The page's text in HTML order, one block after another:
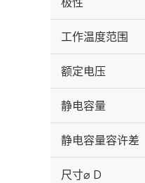
工作温度范围
额定电压
静电容量
静电容量容许差
尺寸⌀ D